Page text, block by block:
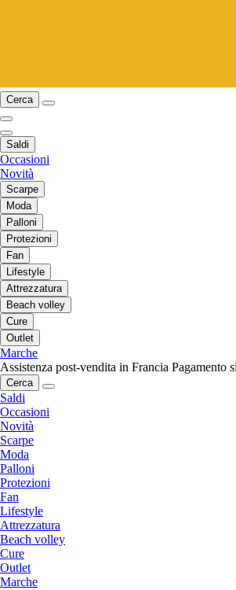
Cerca
Saldi
Occasioni
Novità
Scarpe
Moda
Palloni
Protezioni
Fan
Lifestyle
Attrezzatura
Beach volley
Cure
Outlet
Marche
Assistenza post-vendita in Francia Pagamento
Cerca
Saldi
Occasioni
Novità
Scarpe
Moda
Palloni
Protezioni
Fan
Lifestyle
Attrezzatura
Beach volley
Cure
Outlet
Marche